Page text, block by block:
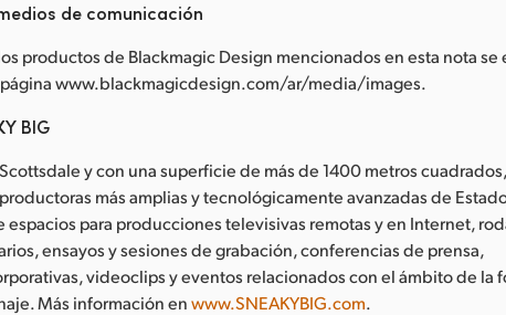
de comunicación
productos de Blackmagic Design mencionados en esta nota se
www.blackmagicdesign.com/ar/media/images.
BIG
y con una superficie de más de 1400 metros
más amplias y tecnológicamente avanzadas de
espacios para producciones televisivas remotas y en Internet,
ensayos y sesiones de grabación, conferencias de prensa,
videoclips y eventos relacionados con el ámbito de la
Más información enwww.SNEAKYBIG.com.